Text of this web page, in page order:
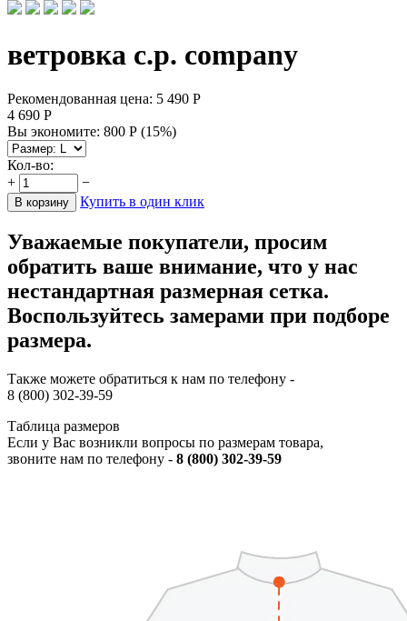
ветровка c.p. company
Рекомендованная цена: 5 490 Р
4 690 Р
Вы экономите: 800 Р (15%)
Кол-во:
+
−
В корзину Купить в один клик
Уважаемые покупатели, просим
обратить ваше внимание, что у нас
нестандартная размерная сетка.
Воспользуйтесь замерами при подборе
размера.
Также можете обратиться к нам по телефону -
8 (800) 302-39-59
Таблица размеров
Если у Вас возникли вопросы по размерам товара,
звоните нам по телефону - 8 (800) 302-39-59